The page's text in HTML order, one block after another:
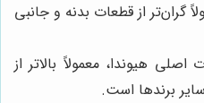
گران‌تر از قطعات بدنه و جانبی
هیوندا، معمولاً بالاتر از
برندها است.